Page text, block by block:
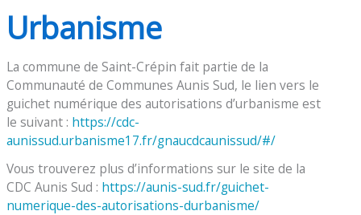
Urbanisme
La commune de Saint-Crépin fait partie de la
Communauté de Communes Aunis Sud, le lien vers le
guichet numérique des autorisations d’urbanisme est
le suivant : https://cdc-
aunissud.urbanisme17.fr/gnaucdcaunissud/#/
Vous trouverez plus d’informations sur le site de la
CDC Aunis Sud : https://aunis-sud.fr/guichet-
numerique-des-autorisations-durbanisme/